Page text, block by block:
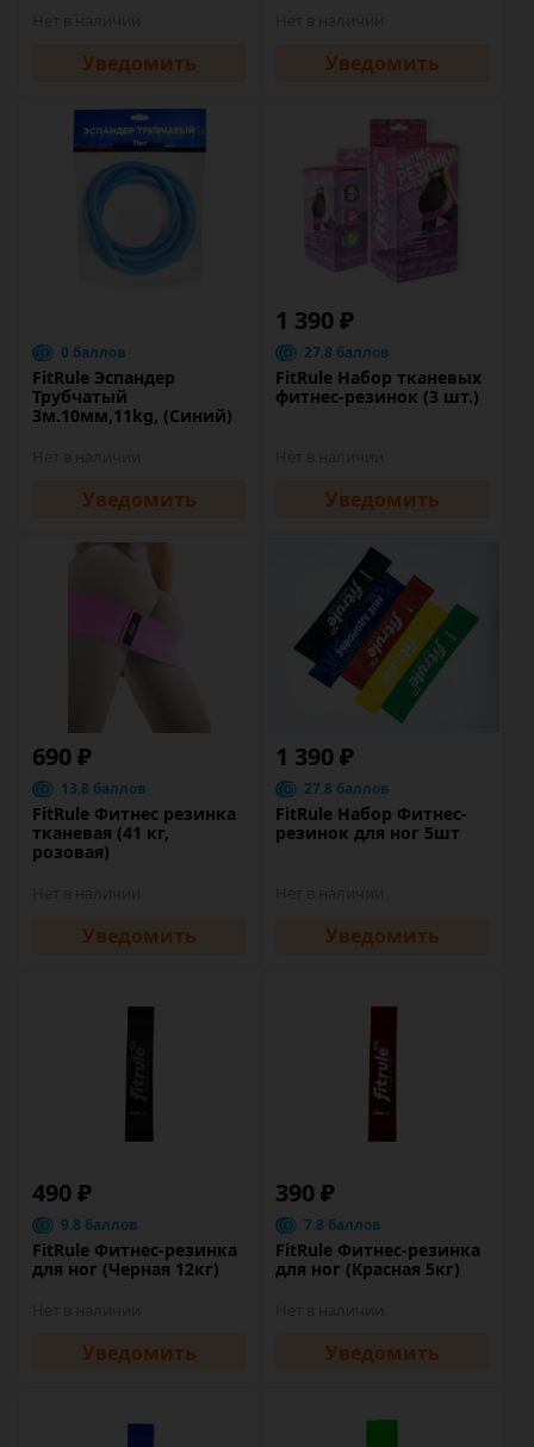
Уведомить Уведомить
0 баллов
FitRule Эспандер
Трубчатый
3м.10мм,11kg, (Синий)
Уведомить
1 390 ₽
27.8 баллов
FitRule Набор тканевых
фитнес-резинок (3 шт.)
Уведомить
690 ₽
13.8 баллов
FitRule Фитнес резинка
тканевая (41 кг,
розовая)
Уведомить
1 390 ₽
27.8 баллов
FitRule Набор Фитнес-
резинок для ног 5шт
Уведомить
490 ₽
9.8 баллов
FitRule Фитнес-резинка
для ног (Черная 12кг)
Уведомить
390 ₽
7.8 баллов
FitRule Фитнес-резинка
для ног (Красная 5кг)
Уведомить